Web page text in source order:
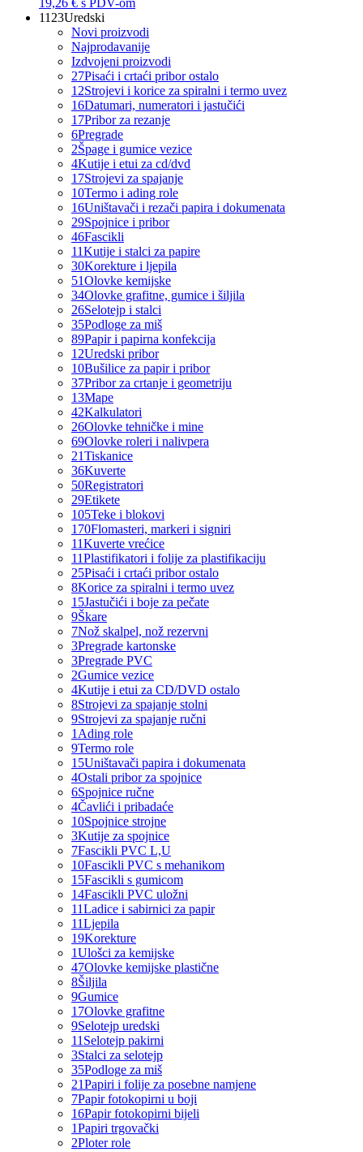
19,26 € s PDV-om
1123Uredski
Novi proizvodi
Najprodavanije
Izdvojeni proizvodi
27Pisaći i crtaći pribor ostalo
12Strojevi i korice za spiralni i termo uvez
16Datumari, numeratori i jastučići
17Pribor za rezanje
6Pregrade
2Špage i gumice vezice
4Kutije i etui za cd/dvd
17Strojevi za spajanje
10Termo i ading role
16Uništavači i rezači papira i dokumenata
29Spojnice i pribor
46Fascikli
11Kutije i stalci za papire
30Korekture i ljepila
51Olovke kemijske
34Olovke grafitne, gumice i šiljila
26Selotejp i stalci
35Podloge za miš
89Papir i papirna konfekcija
12Uredski pribor
10Bušilice za papir i pribor
37Pribor za crtanje i geometriju
13Mape
42Kalkulatori
26Olovke tehničke i mine
69Olovke roleri i nalivpera
21Tiskanice
36Kuverte
50Registratori
29Etikete
105Teke i blokovi
170Flomasteri, markeri i signiri
11Kuverte vrećice
11Plastifikatori i folije za plastifikaciju
25Pisaći i crtaći pribor ostalo
8Korice za spiralni i termo uvez
15Jastučići i boje za pečate
9Škare
7Nož skalpel, nož rezervni
3Pregrade kartonske
3Pregrade PVC
2Gumice vezice
4Kutije i etui za CD/DVD ostalo
8Strojevi za spajanje stolni
9Strojevi za spajanje ručni
1 Ading role
9Termo role
15Uništavači papira i dokumenata
4Ostali pribor za spojnice
6Spojnice ručne
4Čavlići i pribadaće
10Spojnice strojne
3Kutije za spojnice
7Fascikli PVC L,U
10Fascikli PVC s mehanikom
15Fascikli s gumicom
14Fascikli PVC uložni
11Ladice i sabirnici za papir
11Ljepila
19Korekture
1Ulošci za kemijske
47Olovke kemijske plastične
8Šiljila
9Gumice
17Olovke grafitne
9Selotejp uredski
11 Selotejp pakirni
3Stalci za selotejp
35Podloge za miš
21Papiri i folije za posebne namjene
7Papir fotokopirni u boji
16Papir fotokopirni bijeli
1Papiri trgovački
2Ploter role